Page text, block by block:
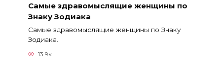
Самые здравомыслящие женщины по
Знаку Зодиака
Самые здравомыслящие женщины по Знаку
Зодиака.
13.9к.